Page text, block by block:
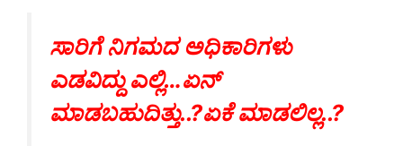
ಸಾರಿಗೆ ನಿಗಮದ ಅಧಿಕಾರಿಗಳು
ಎಡವಿದ್ದು ಎಲ್ಲಿ…ಏನ್
ಮಾಡಬಹುದಿತ್ತು..?ಏಕೆ ಮಾಡಲಿಲ್ಲ..?